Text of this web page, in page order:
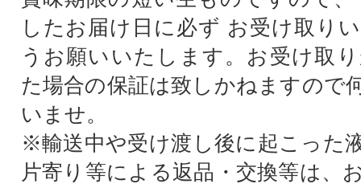
したお届け日に必ず お受け取り
うお願いいたします。お受け取
た場合の保証は致しかねますので
いませ。
※輸送中や受け渡し後に起こった
片寄り等による返品・交換等は、